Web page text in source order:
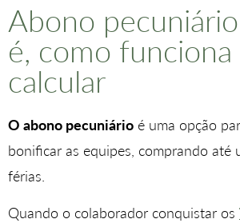
Abono
é, como
calcular
O abono pecuniário é uma opção
bonificar as equipes, comprando até
férias.
Quando o colaborador conquistar os